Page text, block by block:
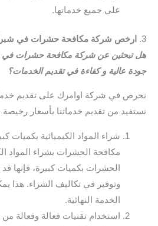
على جميع خدماتها.
3.
ارخص شركة مكافحة حشرات في
هل تبحثين عن شركة مكافحة حشرات في
جودة عالية و كفاءة في تقديم الخدمات؟
نحرص في شركة اوامرك على تقديم
نستفيد من تقديم خدماتنا بأسعار
شراء المواد الكيميائية بكميات
مكافحة الحشرات بشراء المواد
الحشرات بكميات كبيرة،
وتوفير في تكاليف الشراء. هذا
الخدمة النهائية.
استخدام تقنيات فعالة وفعالة